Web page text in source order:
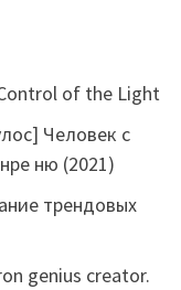
of the Light
Человек с
ню (2021)
трендовых
genius creator.